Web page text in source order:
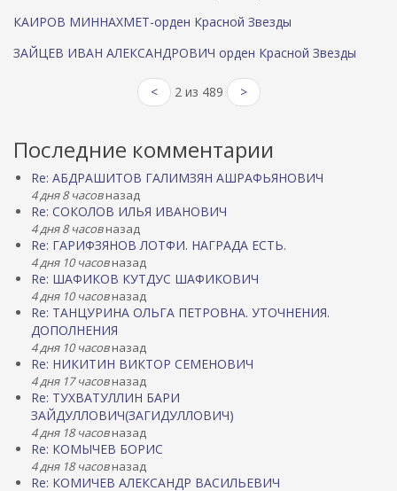
КАИРОВ МИННАХМЕТ-орден Красной Звезды
ЗАЙЦЕВ ИВАН АЛЕКСАНДРОВИЧ орден Красной Звезды
< 2 из 489 >
Последние комментарии
Re: АБДРАШИТОВ ГАЛИМЗЯН АШРАФЬЯНОВИЧ
4 дня 8 часовназад
Re: СОКОЛОВ ИЛЬЯ ИВАНОВИЧ
4 дня 8 часовназад
Re: ГАРИФЗЯНОВ ЛОТФИ. НАГРАДА ЕСТЬ.
4 дня 10 часовназад
Re: ШАФИКОВ КУТДУС ШАФИКОВИЧ
4 дня 10 часовназад
Re: ТАНЦУРИНА ОЛЬГА ПЕТРОВНА. УТОЧНЕНИЯ.
ДОПОЛНЕНИЯ
4 дня 10 часовназад
Re: НИКИТИН ВИКТОР СЕМЕНОВИЧ
4 дня 17 часовназад
Re: ТУХВАТУЛЛИН БАРИ
ЗАЙДУЛЛОВИЧ(ЗАГИДУЛЛОВИЧ)
4 дня 18 часовназад
Re: КОМЫЧЕВ БОРИС
4 дня 18 часовназад
Re: КОМИЧЕВ АЛЕКСАНДР ВАСИЛЬЕВИЧ